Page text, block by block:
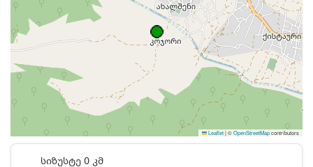
Leaflet|©OpenStreetMapcontributors
სიზუსტე 0 კმ